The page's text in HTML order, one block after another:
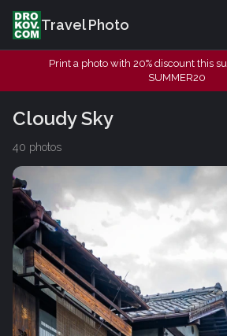
Travel Photo
Print a photo with 20% discount this
SUMMER20
Cloudy Sky
40 photos